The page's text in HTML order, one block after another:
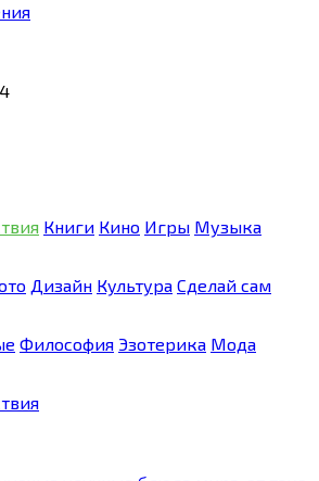
Книги Кино Игры Музыка
Дизайн Культура Сделай сам
Философия Эзотерика Мода